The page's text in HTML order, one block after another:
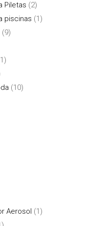
Piletas (2)
piscinas (1)
(9)
(10)
Aerosol (1)